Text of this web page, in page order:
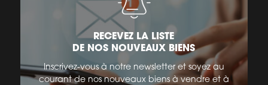
RECEVEZ LA LISTE
DE NOS NOUVEAUX BIENS
Inscrivez-vous à notre newsletter et soyez au
courant de nos nouveaux biens à vendre et à